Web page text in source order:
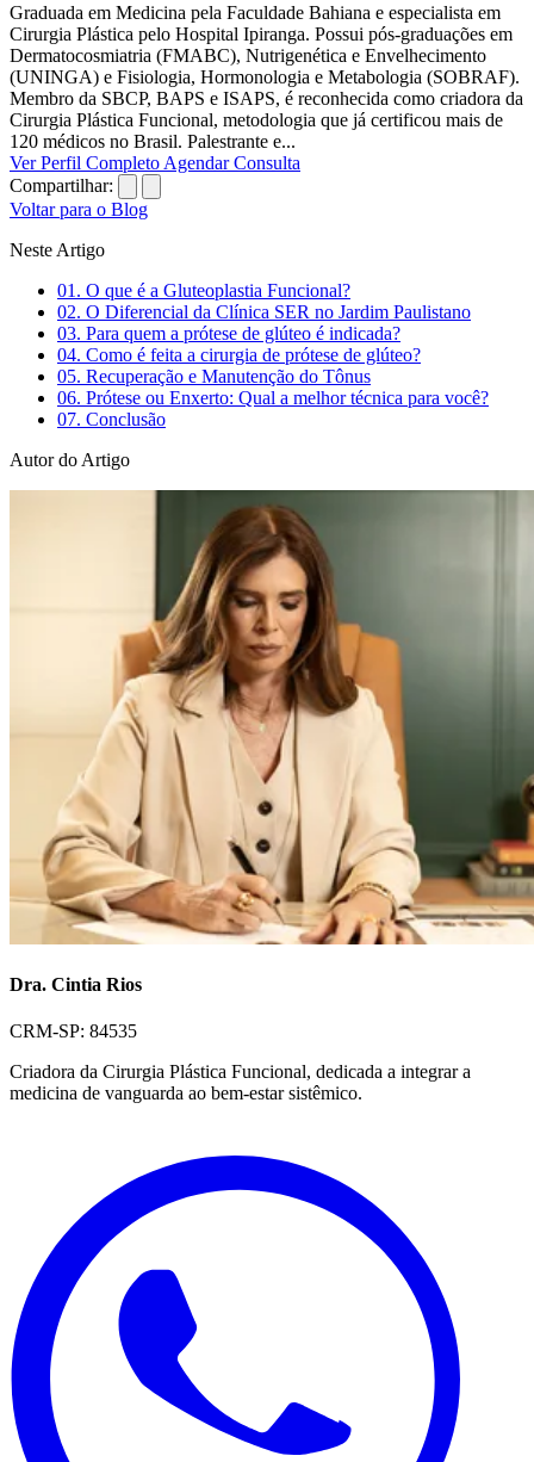
Graduada em Medicina pela Faculdade Bahiana e especialista em
Cirurgia Plástica pelo Hospital Ipiranga. Possui pós-graduações em
Dermatocosmiatria (FMABC), Nutrigenética e Envelhecimento
(UNINGA) e Fisiologia, Hormonologia e Metabologia (SOBRAF).
Membro da SBCP, BAPS e ISAPS, é reconhecida como criadora da
Cirurgia Plástica Funcional, metodologia que já certificou mais de
120 médicos no Brasil. Palestrante e...
Ver Perfil Completo Agendar Consulta
Compartilhar:
Voltar para o Blog
Neste Artigo
01. O que é a Gluteoplastia Funcional?
02. O Diferencial da Clínica SER no Jardim Paulistano
03. Para quem a prótese de glúteo é indicada?
04. Como é feita a cirurgia de prótese de glúteo?
05. Recuperação e Manutenção do Tônus
06. Prótese ou Enxerto: Qual a melhor técnica para você?
07. Conclusão
Autor do Artigo
Dra. Cintia Rios
CRM-SP: 84535
Criadora da Cirurgia Plástica Funcional, dedicada a integrar a
medicina de vanguarda ao bem-estar sistêmico.